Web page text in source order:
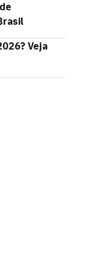
Veja